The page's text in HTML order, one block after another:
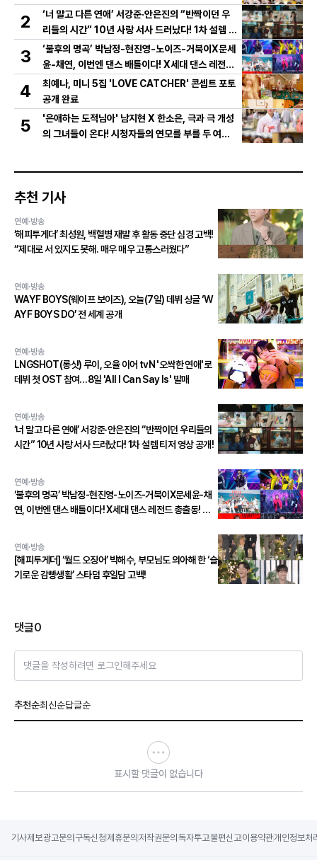
2
‘너 말고 다른 연애’ 서강준·안은진의 “반짝이던 우
리들의 시간” 10년 사랑 서사 드러났다! 1차 설렘 티
저 영상 공개!
3
‘불후의 명곡’ 박남정-현진영-노이즈-거북이X문세
윤-채연, 이번엔 댄스 배틀이다! X세대 댄스 레전드
총출동! 댄스 본능 깨운다!
4
최예나, 미니 5집 'LOVE CATCHER' 콘셉트 포토
공개 완료
5
'은애하는 도적님아' 남지현 X 한소은, 극과 극 개성
의 그녀들이 온다! 시청자들의 연모를 부를 두 여인
추천 기사
연예·방송
‘해피투게더’ 최성원, 백혈병 재발 후 활동 중단 심경 고백!
“제대로 서 있지도 못해. 매우 매우 고통스러웠다”
연예·방송
WAYF BOYS(웨이프 보이즈), 오늘(7일) 데뷔 싱글 ‘W
AYF BOYS DO’ 전 세계 공개
연예·방송
LNGSHOT(롱샷) 루이, 오율 이어 tvN '오싹한 연애'로
데뷔 첫 OST 참여…8일 'All I Can Say Is' 발매
연예·방송
‘너 말고 다른 연애’ 서강준·안은진의 “반짝이던 우리들의
시간” 10년 사랑 서사 드러났다! 1차 설렘 티저 영상 공개!
연예·방송
‘불후의 명곡’ 박남정-현진영-노이즈-거북이X문세윤-채
연, 이번엔 댄스 배틀이다! X세대 댄스 레전드 총출동! 댄
연예·방송
[해피투게더] ‘월드 오징어’ 박해수, 부모님도 의아해 한 ‘슬
기로운 감빵생활’ 스타덤 후일담 고백!
댓글0
댓글을 작성하려면 로그인해주세요
추천순최신순답글순
표시할 댓글이 없습니다
기사제보광고문의 구독신청제휴문의 저작권문의 독자투고불편신고이용약관개인정보처